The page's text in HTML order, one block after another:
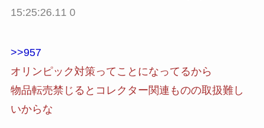
15:25:26.11 0
>>957
オリンピック対策ってことになってるから
物品転売禁じるとコレクター関連ものの取扱難し
いからな